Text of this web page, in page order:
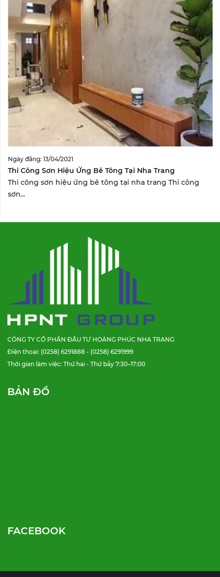
Ngày đăng: 13/04/2021
Thi Công Sơn Hiệu Ứng Bê Tông Tại Nha Trang
Thi công sơn hiệu ứng bê tông tại nha trang Thi công
sơn...
CÔNG TY CỔ PHẦN ĐẦU TƯ HOÀNG PHÚC NHA TRANG
Điện thoại: (0258) 6291888 - (0258) 6291999
Thời gian làm việc: Thứ hai - Thứ bảy 7:30–17:00
BẢN ĐỒ
FACEBOOK